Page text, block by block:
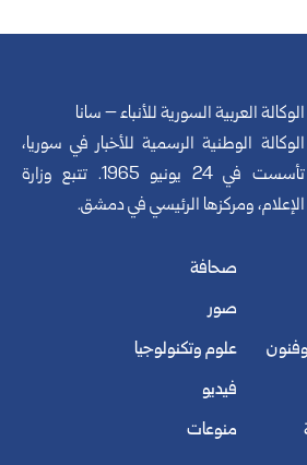
الوكالة العربية السورية للأنباء – سانا
الوكالة الوطنية الرسمية للأخبار في سوريا،
تأسست في 24 يونيو 1965. تتبع وزارة
الإعلام، ومركزها الرئيسي في دمشق.
صحافة
صور
علوم وتكنولوجيا
فيديو
منوعات